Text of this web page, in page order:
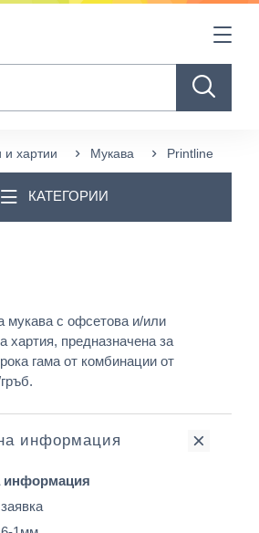
да ви харесат
и хартии Мукава Printline
КАТЕГОРИИ
мукава с офсетова и/или
хартия, предназначена за
гама от комбинации от
информация
информация